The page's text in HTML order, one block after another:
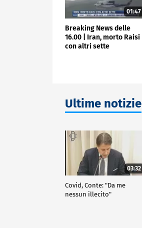
01:47
Breaking News delle
16.00 | Iran, morto Raisi
con altri sette
Ultime notizie
03:32
Covid, Conte: "Da me
nessun illecito"